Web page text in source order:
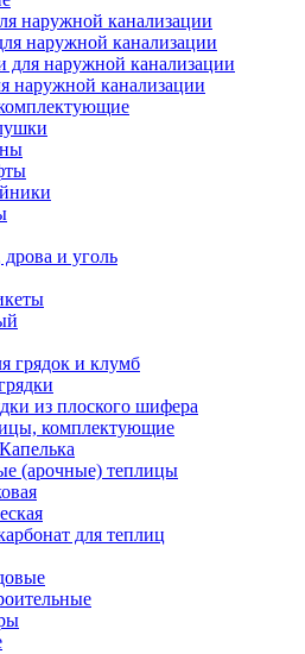
наружной канализации
наружной канализации
для наружной канализации
наружной канализации
и уголь
грядок и клумб
из плоского шифера
комплектующие
(арочные) теплицы
для теплиц